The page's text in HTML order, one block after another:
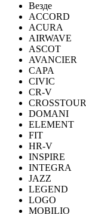
Везде
ACCORD
ACURA
AIRWAVE
ASCOT
AVANCIER
CAPA
CIVIC
CR-V
CROSSTOUR
DOMANI
ELEMENT
FIT
HR-V
INSPIRE
INTEGRA
JAZZ
LEGEND
LOGO
MOBILIO